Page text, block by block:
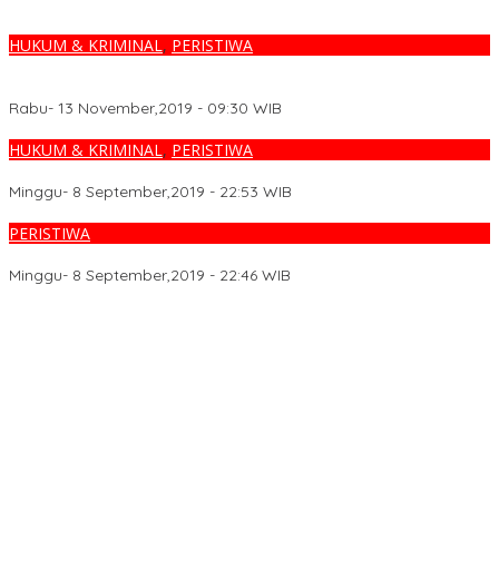
HUKUM & KRIMINAL, PERISTIWA
Rabu- 13 November,2019 - 09:30 WIB
HUKUM & KRIMINAL, PERISTIWA
Minggu- 8 September,2019 - 22:53 WIB
PERISTIWA
Minggu- 8 September,2019 - 22:46 WIB